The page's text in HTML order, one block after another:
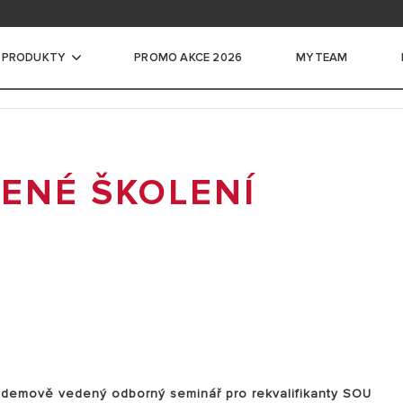
ZÁSOBNÍKOVÉ OHŘÍVAČE VODY
PROMO AKCE 2026 MYTEAM
ŠKOLENÍ
vedený odborný seminář pro rekvalifikanty SOU